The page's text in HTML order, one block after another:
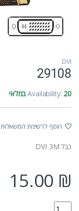
DVI
29108
Availability: 20 במלאי
הוסף לרשימת המשאלות
כבל DVI 3M
15.00 ₪
29108 quantity